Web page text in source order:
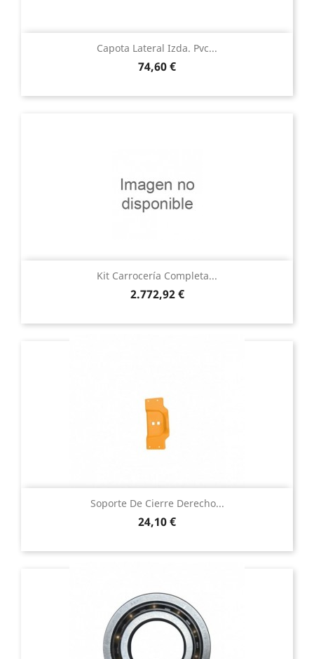
Capota Lateral Izda. Pvc...
Precio
74,60 €
Kit Carrocería Completa...
Precio
2.772,92 €
Soporte De Cierre Derecho...
Precio
24,10 €